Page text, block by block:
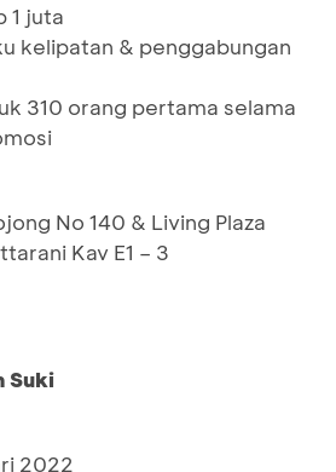
1 juta
kelipatan & penggabungan
310 orang pertama selama
No 140 & Living Plaza
Kav E1 – 3
Suki
2022